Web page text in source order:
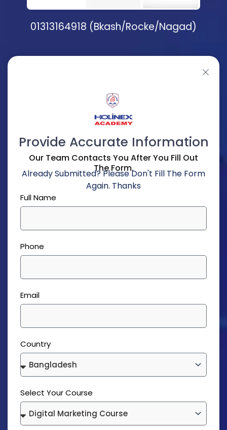
01313164918 (Bkash/Rocke/Nagad)
Provide Accurate Information
Our Team Contacts You After You Fill Out
The Form.
Already Submitted? Please Don't Fill The Form
Again. Thanks
Full Name
Phone
Email
Country
Select Your Course